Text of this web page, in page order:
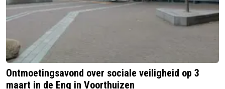
Ontmoetingsavond over sociale veiligheid op 3
maart in de Eng in Voorthuizen